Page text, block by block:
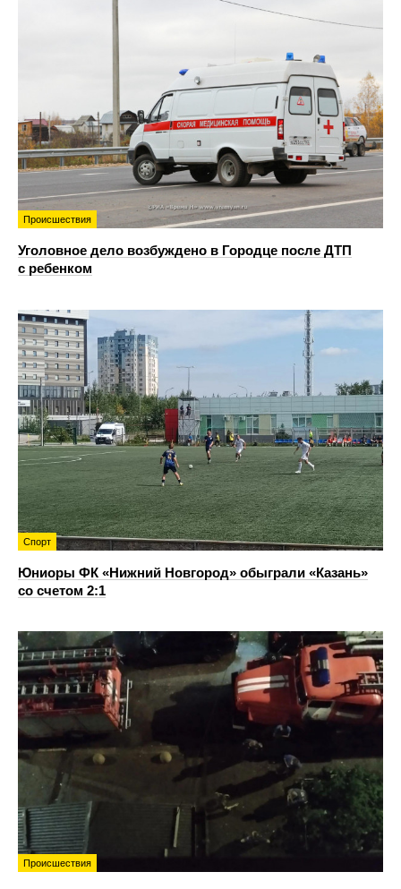
Происшествия
Уголовное дело возбуждено в Городце после ДТП
с ребенком
Спорт
Юниоры ФК «Нижний Новгород» обыграли «Казань»
со счетом 2:1
Происшествия